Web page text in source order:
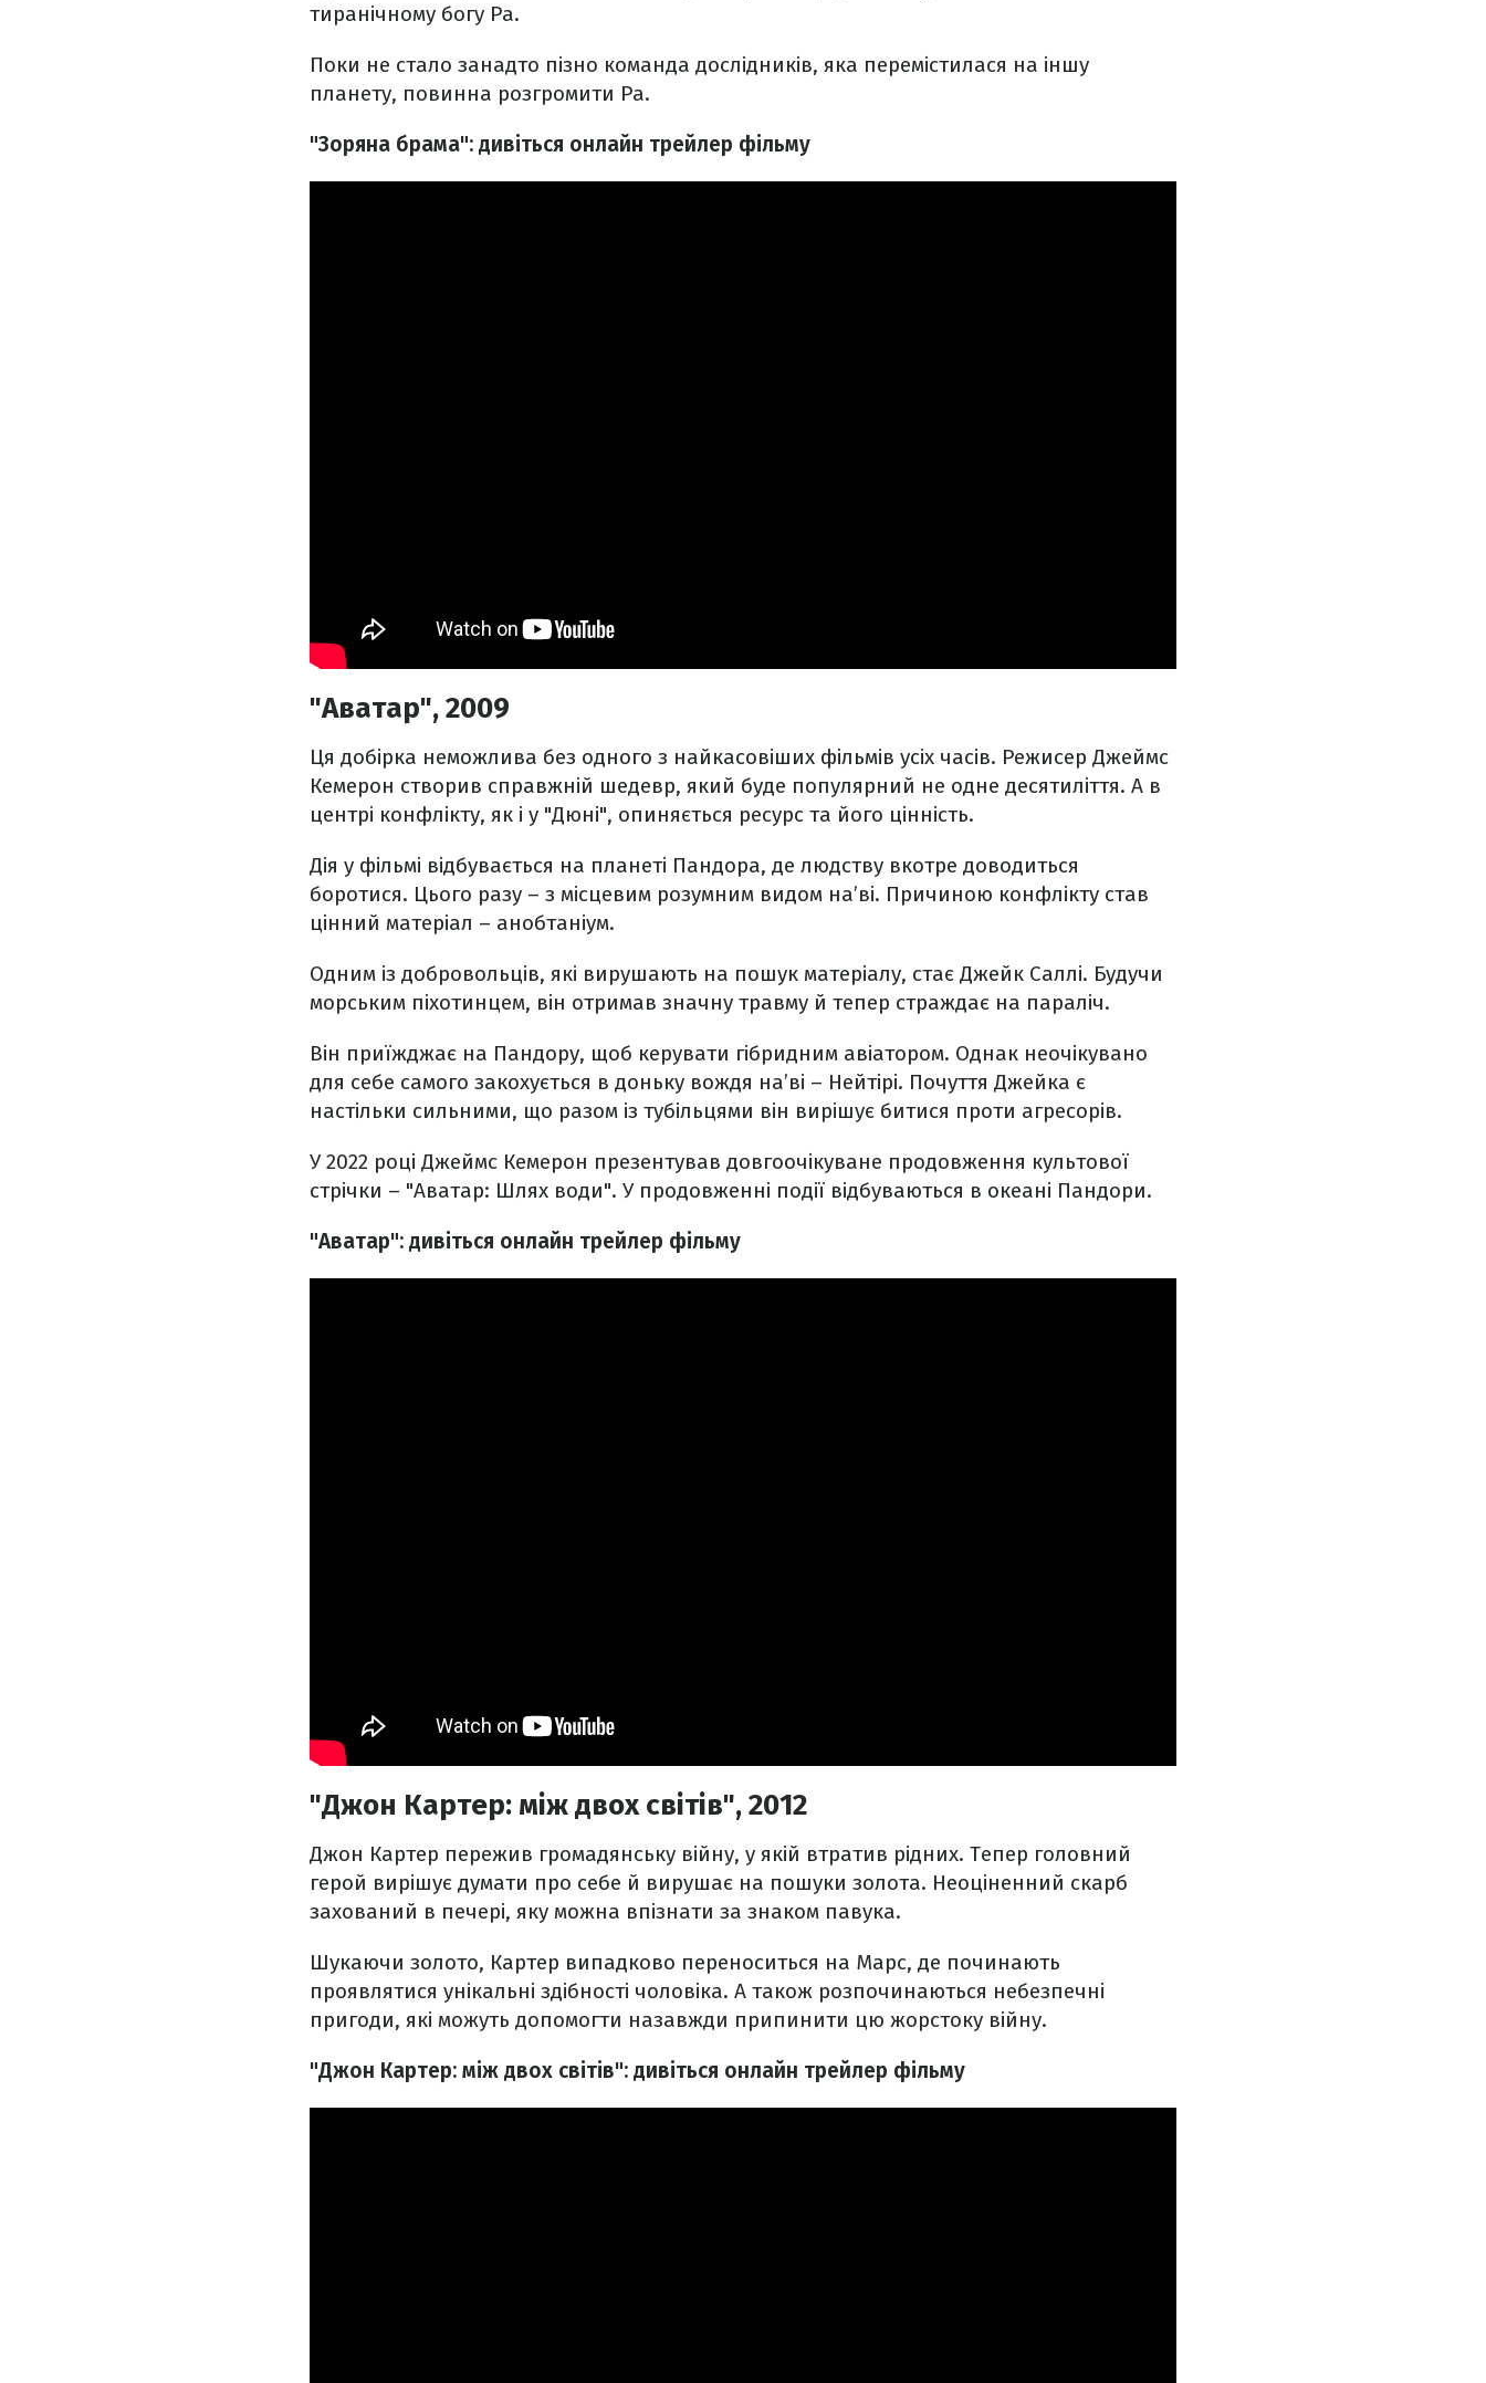
тиранічному богу Ра.
Поки не стало занадто пізно команда дослідників, яка перемістилася на іншу
планету, повинна розгромити Ра.
"Зоряна брама": дивіться онлайн трейлер фільму
"Аватар", 2009
Ця добірка неможлива без одного з найкасовіших фільмів усіх часів. Режисер Джеймс
Кемерон створив справжній шедевр, який буде популярний не одне десятиліття. А в
центрі конфлікту, як і у "Дюні", опиняється ресурс та його цінність.
Дія у фільмі відбувається на планеті Пандора, де людству вкотре доводиться
боротися. Цього разу – з місцевим розумним видом на’ві. Причиною конфлікту став
цінний матеріал – анобтаніум.
Одним із добровольців, які вирушають на пошук матеріалу, стає Джейк Саллі. Будучи
морським піхотинцем, він отримав значну травму й тепер страждає на параліч.
Він приїжджає на Пандору, щоб керувати гібридним авіатором. Однак неочікувано
для себе самого закохується в доньку вождя на’ві – Нейтірі. Почуття Джейка є
настільки сильними, що разом із тубільцями він вирішує битися проти агресорів.
У 2022 році Джеймс Кемерон презентував довгоочікуване продовження культової
стрічки – "Аватар: Шлях води". У продовженні події відбуваються в океані Пандори.
"Аватар": дивіться онлайн трейлер фільму
"Джон Картер: між двох світів", 2012
Джон Картер пережив громадянську війну, у якій втратив рідних. Тепер головний
герой вирішує думати про себе й вирушає на пошуки золота. Неоціненний скарб
захований в печері, яку можна впізнати за знаком павука.
Шукаючи золото, Картер випадково переноситься на Марс, де починають
проявлятися унікальні здібності чоловіка. А також розпочинаються небезпечні
пригоди, які можуть допомогти назавжди припинити цю жорстоку війну.
"Джон Картер: між двох світів": дивіться онлайн трейлер фільму